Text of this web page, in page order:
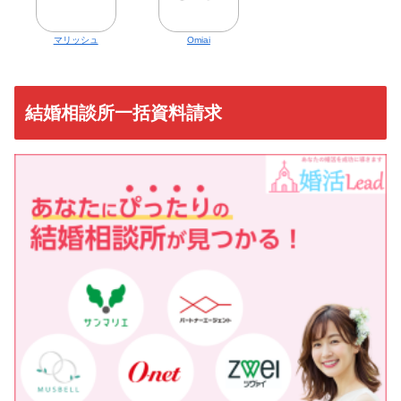
マリッシュ Omiai
結婚相談所一括資料請求